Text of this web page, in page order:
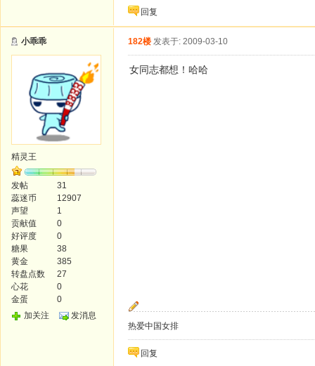
回复
小乖乖
精灵王
发帖
31
蕊迷币
12907
声望
1
贡献值
0
好评度
0
糖果
38
黄金
385
转盘点数
27
心花
0
金蛋
0
加关注
发消息
182楼 发表于: 2009-03-10
女同志都想！哈哈
热爱中国女排
回复